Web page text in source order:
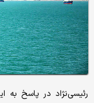
رئیسی‌نژاد در پاسخ به